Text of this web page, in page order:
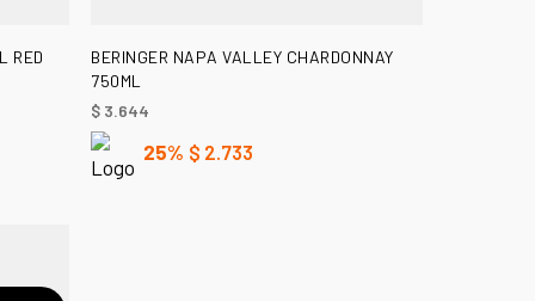
RED
LEER MÁS
BERINGER NAPA VALLEY CHARDONNAY
750ML
$ 3.644
25% $ 2.733